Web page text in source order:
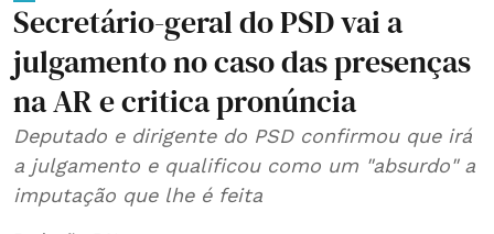
Secretário-geral do PSD vai a
julgamento no caso das presenças
na AR e critica pronúncia
Deputado e dirigente do PSD confirmou que irá
a julgamento e qualificou como um "absurdo" a
imputação que lhe é feita